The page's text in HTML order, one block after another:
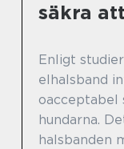
säkra
Enligt
elhalsband
oacceptabel
hundarna.
halsbanden